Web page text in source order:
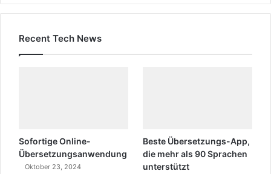
Recent Tech News
Sofortige Online-
Übersetzungsanwendung
Oktober 23, 2024
Beste Übersetzungs-App,
die mehr als 90 Sprachen
unterstützt